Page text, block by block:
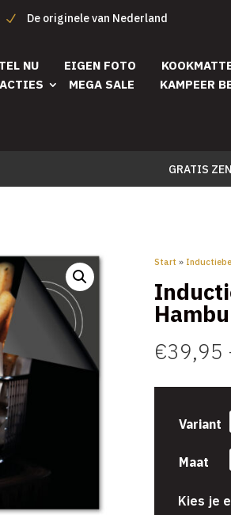
De originele van Nederland
NU EIGEN FOTO
MEGA SALE KAMPEER
GRATIS
Start »
€39,95
Variant
Maat
Kies je